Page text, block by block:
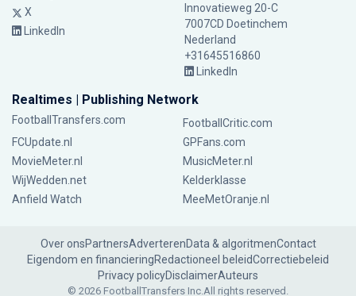
X
LinkedIn
Innovatieweg 20-C
7007CD Doetinchem
Nederland
+31645516860
LinkedIn
Realtimes | Publishing Network
FootballTransfers.com
FootballCritic.com
FCUpdate.nl
GPFans.com
MovieMeter.nl
MusicMeter.nl
WijWedden.net
Kelderklasse
Anfield Watch
MeeMetOranje.nl
Over onsPartnersAdverterenData & algoritmenContact
Eigendom en financieringRedactioneel beleidCorrectiebeleid
Privacy policyDisclaimerAuteurs
© 2026 FootballTransfers Inc.All rights reserved.